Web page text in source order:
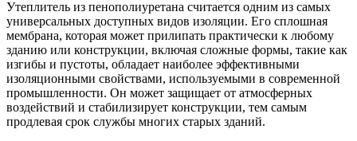
Утеплитель из пенополиуретана считается одним из самых
универсальных доступных видов изоляции. Его сплошная
мембрана, которая может прилипать практически к любому
зданию или конструкции, включая сложные формы, такие как
изгибы и пустоты, обладает наиболее эффективными
изоляционными свойствами, используемыми в современной
промышленности. Он может защищает от атмосферных
воздействий и стабилизирует конструкции, тем самым
продлевая срок службы многих старых зданий.